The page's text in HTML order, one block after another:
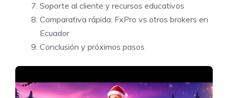
Soporte al cliente y recursos educativos
Comparativa rápida: FxPro vs otros brokers en
Ecuador
Conclusión y próximos pasos